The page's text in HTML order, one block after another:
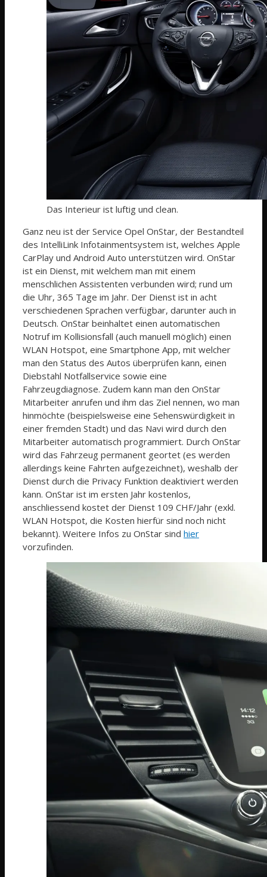
Das Interieur ist luftig und clean.
Ganz neu ist der Service Opel OnStar, der Bestandteil
des IntelliLink Infotainmentsystem ist, welches Apple
CarPlay und Android Auto unterstützen wird. OnStar
ist ein Dienst, mit welchem man mit einem
menschlichen Assistenten verbunden wird; rund um
die Uhr, 365 Tage im Jahr. Der Dienst ist in acht
verschiedenen Sprachen verfügbar, darunter auch in
Deutsch. OnStar beinhaltet einen automatischen
Notruf im Kollisionsfall (auch manuell möglich) einen
WLAN Hotspot, eine Smartphone App, mit welcher
man den Status des Autos überprüfen kann, einen
Diebstahl Notfallservice sowie eine
Fahrzeugdiagnose. Zudem kann man den OnStar
Mitarbeiter anrufen und ihm das Ziel nennen, wo man
hinmöchte (beispielsweise eine Sehenswürdigkeit in
einer fremden Stadt) und das Navi wird durch den
Mitarbeiter automatisch programmiert. Durch OnStar
wird das Fahrzeug permanent geortet (es werden
allerdings keine Fahrten aufgezeichnet), weshalb der
Dienst durch die Privacy Funktion deaktiviert werden
kann. OnStar ist im ersten Jahr kostenlos,
anschliessend kostet der Dienst 109 CHF/Jahr (exkl.
WLAN Hotspot, die Kosten hierfür sind noch nicht
bekannt). Weitere Infos zu OnStar sind hier
vorzufinden.